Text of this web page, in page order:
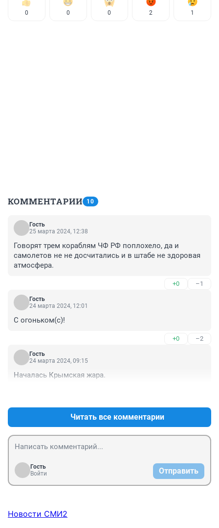
0 0 0 2 1
КОММЕНТАРИИ 10
Гость
25 марта 2024, 12:38
Говорят трем кораблям ЧФ РФ поплохело, да и
самолетов не не досчитались и в штабе не здоровая
атмосфера.
+0 –1
Гость
24 марта 2024, 12:01
С огоньком(с)!
+0 –2
Гость
24 марта 2024, 09:15
Началась Крымская жара.
Читать все комментарии
Гость
Войти
Отправить
Новости СМИ2